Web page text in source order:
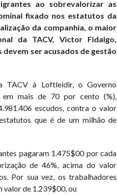
ao sobrevalorizar as
fixado nos estatutos da
da companhia, o maior
da TACV, Victor Fidalgo,
devem ser acusados de gestão
TACV à Loftleidir, o Governo
em mais de 70 por cento (%),
escudos, contra o valor
que é de um milhão de
pagaram 1.475$00 por cada
de 46%, acima do valor
Por sua vez, os trabalhadores
valor de 1.239$00, ou